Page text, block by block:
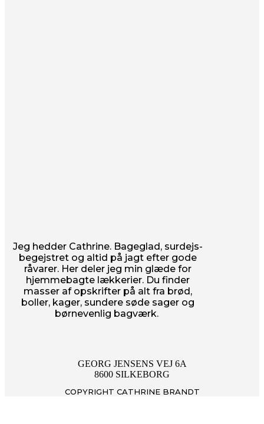
Jeg hedder Cathrine. Bageglad, surdejs-
begejstret og altid på jagt efter gode
råvarer. Her deler jeg min glæde for
hjemmebagte lækkerier. Du finder
masser af opskrifter på alt fra brød,
boller, kager, sundere søde sager og
børnevenlig bagværk.
GEORG JENSENS VEJ 6A
8600 SILKEBORG
COPYRIGHT CATHRINE BRANDT